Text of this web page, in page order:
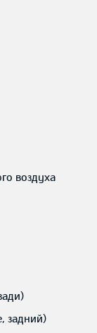
воздуха
задний)